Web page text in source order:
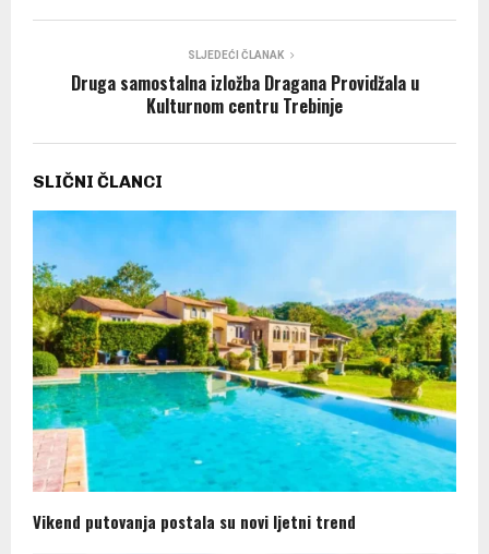
SLJEDEĆI ČLANAK
Druga samostalna izložba Dragana Providžala u
Kulturnom centru Trebinje
SLIČNI ČLANCI
Vikend putovanja postala su novi ljetni trend